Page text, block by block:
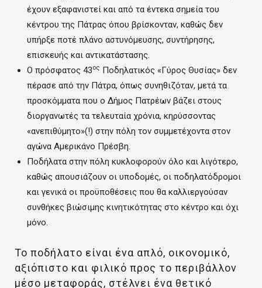
έχουν εξαφανιστεί και από τα έντεκα σημεία του
κέντρου της Πάτρας όπου βρίσκονταν, καθώς δεν
υπήρξε ποτέ πλάνο αστυνόμευσης, συντήρησης,
επισκευής και αντικατάστασης.
Ο πρόσφατος 43ος Ποδηλατικός «Γύρος Θυσίας» δεν
πέρασε από την Πάτρα, όπως συνηθιζόταν, μετά τα
προσκόμματα που ο Δήμος Πατρέων βάζει στους
διοργανωτές τα τελευταία χρόνια, κηρύσσοντας
«ανεπιθύμητο»(!) στην πόλη τον συμμετέχοντα στον
αγώνα Αμερικάνο Πρέσβη.
Ποδήλατα στην πόλη κυκλοφορούν όλο και λιγότερο,
καθώς απουσιάζουν οι υποδομές, οι ποδηλατόδρομοι
και γενικά οι προϋποθέσεις που θα καλλιεργούσαν
συνθήκες βιώσιμης κινητικότητας στο κέντρο και όχι
μόνο.
Το ποδήλατο είναι ένα απλό, οικονομικό,
αξιόπιστο και φιλικό προς το περιβάλλον
μέσο μεταφοράς, στέλνει ένα θετικό